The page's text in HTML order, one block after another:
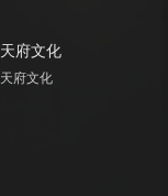
天府文化
天府文化